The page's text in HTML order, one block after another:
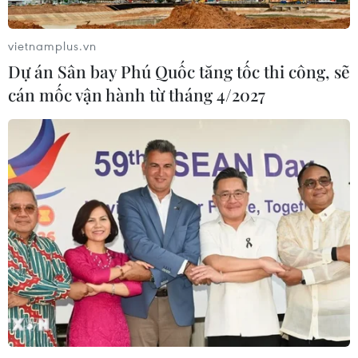
thời đại, mà còn chủ động kiến tạo và
phát huy hiệu quả vai trò
08/08/2026 00:39
Indonesia không áp thuế chống bán
phá giá với nhựa từ Việt Nam
07/08/2026 14:45
Chủ tịch Quốc hội kiêm Chủ tịch Hạ
viện Thái Lan kết thúc chuyến thăm
Việt Nam
07/08/2026 14:34
Tổng Bí thư, Chủ tịch nước Tô Lâm:
vietnamplus.vn
Dự án Sân bay Phú Quốc tăng tốc thi công, sẽ
cán mốc vận hành từ tháng 4/2027